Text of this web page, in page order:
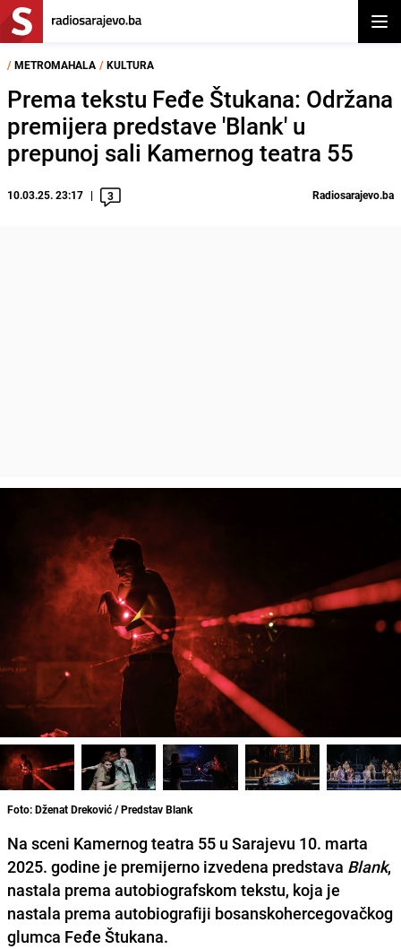
/ METROMAHALA / KULTURA
Prema tekstu Feđe Štukana: Održana
premijera predstave 'Blank' u
prepunoj sali Kamernog teatra 55
10.03.25. 23:17 3 Radiosarajevo.ba
Foto: Dženat Dreković / Predstav Blank
Na sceni Kamernog teatra 55 u Sarajevu 10. marta
2025. godine je premijerno izvedena predstava Blank,
nastala prema autobiografskom tekstu, koja je
nastala prema autobiografiji bosanskohercegovačkog
glumca Feđe Štukana.